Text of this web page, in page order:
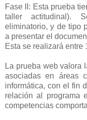
Fase II: Esta prueba
taller actitudinal).
eliminatorio, y de tipo
a presentar el
Esta se realizará entre
La prueba web valora
asociadas en áreas
informática, con el fin
relación al programa
competencias